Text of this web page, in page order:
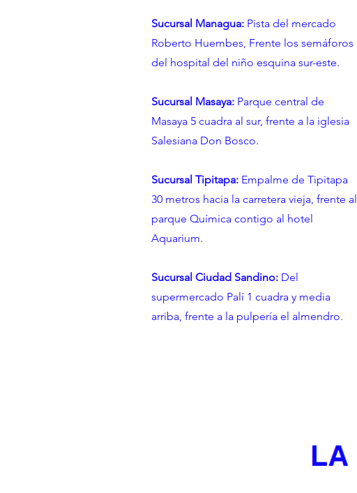
Sucursal Managua: Pista del mercado
Roberto Huembes, Frente los semáforos
del hospital del niño esquina sur-este.
Sucursal Masaya: Parque central de
Masaya 5 cuadra al sur, frente a la iglesia
Salesiana Don Bosco.
Sucursal Tipitapa: Empalme de Tipitapa
30 metros hacia la carretera vieja, frente al
parque Química contigo al hotel
Aquarium.
Sucursal Ciudad Sandino: Del
supermercado Palí 1 cuadra y media
arriba, frente a la pulpería el almendro.